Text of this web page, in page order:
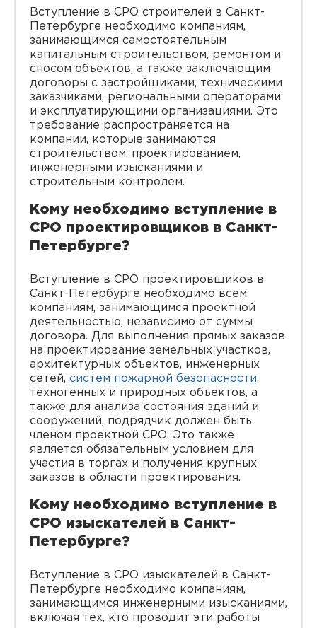
Вступление в СРО строителей в Санкт-
Петербурге необходимо компаниям,
занимающимся самостоятельным
капитальным строительством, ремонтом и
сносом объектов, а также заключающим
договоры с застройщиками, техническими
заказчиками, региональными операторами
и эксплуатирующими организациями. Это
требование распространяется на
компании, которые занимаются
строительством, проектированием,
инженерными изысканиями и
строительным контролем.
Кому необходимо вступление в
СРО проектировщиков в Санкт-
Петербурге?
Вступление в СРО проектировщиков в
Санкт-Петербурге необходимо всем
компаниям, занимающимся проектной
деятельностью, независимо от суммы
договора. Для выполнения прямых заказов
на проектирование земельных участков,
архитектурных объектов, инженерных
сетей, систем пожарной безопасности,
техногенных и природных объектов, а
также для анализа состояния зданий и
сооружений, подрядчик должен быть
членом проектной СРО. Это также
является обязательным условием для
участия в торгах и получения крупных
заказов в области проектирования.
Кому необходимо вступление в
СРО изыскателей в Санкт-
Петербурге?
Вступление в СРО изыскателей в Санкт-
Петербурге необходимо компаниям,
занимающимся инженерными изысканиями,
включая тех, кто проводит эти работы